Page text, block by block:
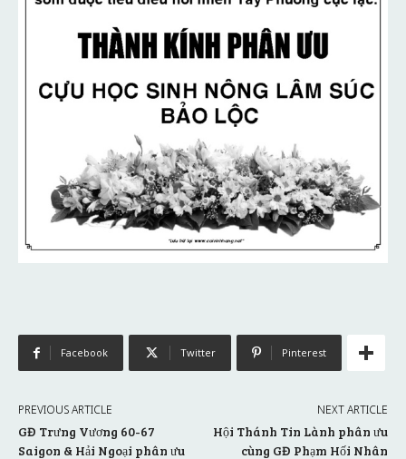
Facebook Twitter Pinterest
PREVIOUS ARTICLE
GĐ Trưng Vương 60-67
Saigon & Hải Ngoại phân ưu
NEXT ARTICLE
Hội Thánh Tin Lành phân ưu
cùng GĐ Phạm Hối Nhân